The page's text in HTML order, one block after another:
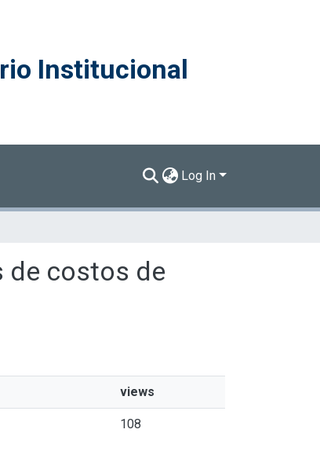
Institucional
Log In
de costos de
views
108